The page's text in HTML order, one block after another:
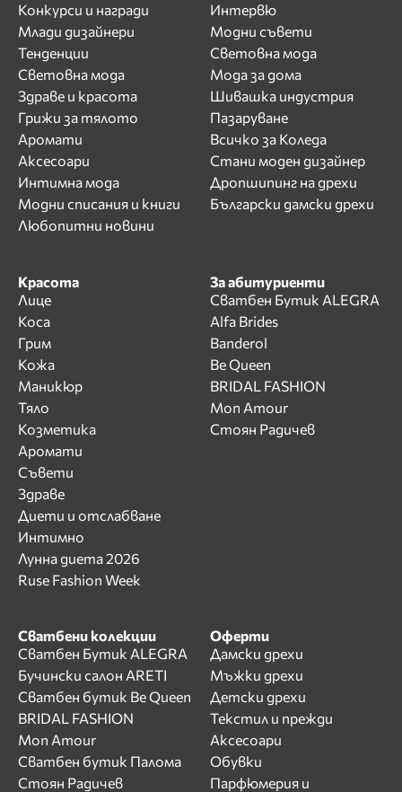
Конкурси и награди
Млади дизайнери
Тенденции
Световна мода
Здраве и красота
Грижи за тялото
Аромати
Аксесоари
Интимна мода
Модни списания и книги
Любопитни новини
Интервю
Модни съвети
Световна мода
Мода за дома
Шивашка индустрия
Пазаруване
Всичко за Коледа
Стани моден дизайнер
Дропшипинг на дрехи
Български дамски дрехи
Красота
Лице
Коса
Грим
Кожа
Маникюр
Тяло
Козметика
Аромати
Съвети
Здраве
Диети и отслабване
Интимно
Лунна диета 2026
Ruse Fashion Week
За абитуриенти
Сватбен Бутик ALEGRA
Alfa Brides
Banderol
Be Queen
BRIDAL FASHION
Mon Amour
Стоян Радичев
Сватбени колекции
Сватбен Бутик ALEGRA
Бучински салон ARETI
Сватбен бутик Be Queen
BRIDAL FASHION
Mon Amour
Сватбен бутик Палома
Стоян Радичев
Оферти
Дамски дрехи
Мъжки дрехи
Детски дрехи
Текстил и прежди
Аксесоари
Обувки
Парфюмерия и